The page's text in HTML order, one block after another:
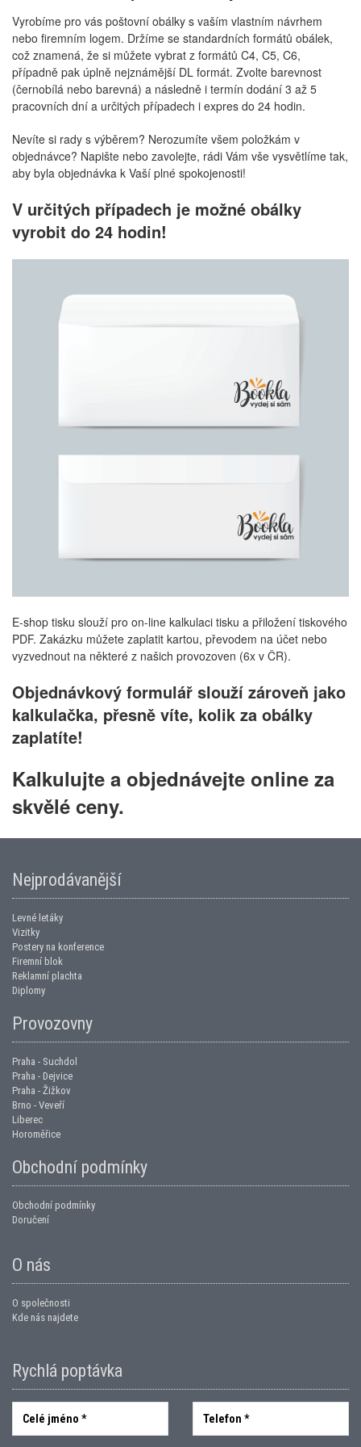
Vyrobíme pro vás poštovní obálky s vaším vlastním návrhem
nebo firemním logem. Držíme se standardních formátů obálek,
což znamená, že si můžete vybrat z formátů C4, C5, C6,
případně pak úplně nejznámější DL formát. Zvolte barevnost
(černobílá nebo barevná) a následně i termín dodání 3 až 5
pracovních dní a určitých případech i expres do 24 hodin.
Nevíte si rady s výběrem? Nerozumíte všem položkám v
objednávce? Napište nebo zavolejte, rádi Vám vše vysvětlíme tak,
aby byla objednávka k Vaší plné spokojenosti!
V určitých případech je možné obálky
vyrobit do 24 hodin!
E-shop tisku slouží pro on-line kalkulaci tisku a přiložení tiskového
PDF. Zakázku můžete zaplatit kartou, převodem na účet nebo
vyzvednout na některé z našich provozoven (6x v ČR).
Objednávkový formulář slouží zároveň jako
kalkulačka, přesně víte, kolik za obálky
zaplatíte!
Kalkulujte a objednávejte online za
skvělé ceny.
Nejprodávanější
Levné letáky
Vizitky
Postery na konference
Firemní blok
Reklamní plachta
Diplomy
Provozovny
Praha - Suchdol
Praha - Dejvice
Praha - Žižkov
Brno - Veveří
Liberec
Horoměřice
Obchodní podmínky
Obchodní podmínky
Doručení
O nás
O společnosti
Kde nás najdete
Rychlá poptávka